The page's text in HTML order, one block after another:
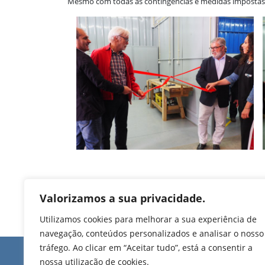
Valorizamos a sua privacidade.
Utilizamos cookies para melhorar a sua experiência de
navegação, conteúdos personalizados e analisar o nosso
tráfego. Ao clicar em “Aceitar tudo”, está a consentir a
nossa utilização de cookies.
Edifício de Jovim